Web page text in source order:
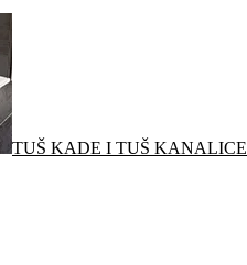
TUŠ KADE I TUŠ KANALICE